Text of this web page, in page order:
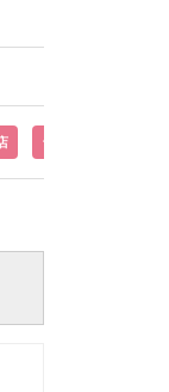
ライザップ那覇店